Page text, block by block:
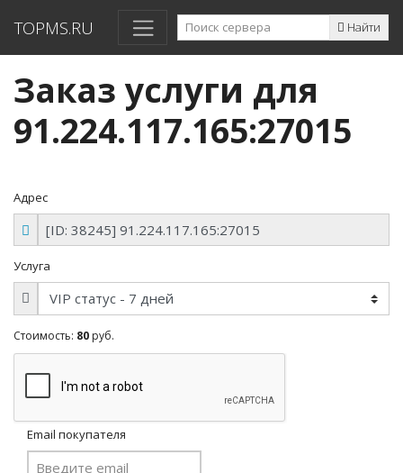
TOPMS.RU Найти
Заказ услуги для
91.224.117.165:27015
Адрес
Услуга
Стоимость: 80 руб.
Email покупателя